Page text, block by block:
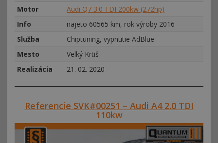
Motor
Audi Q7 3.0 TDI 200kw (272hp)
Info
najeto 60565 km, rok výroby 2016
Služba
Chiptuning, vypnutie AdBlue
Mesto
Velký Krtiš
Realizácia
21. 02. 2020
Referencie SVK#00251 – Audi A4 2.0 TDI
110kw